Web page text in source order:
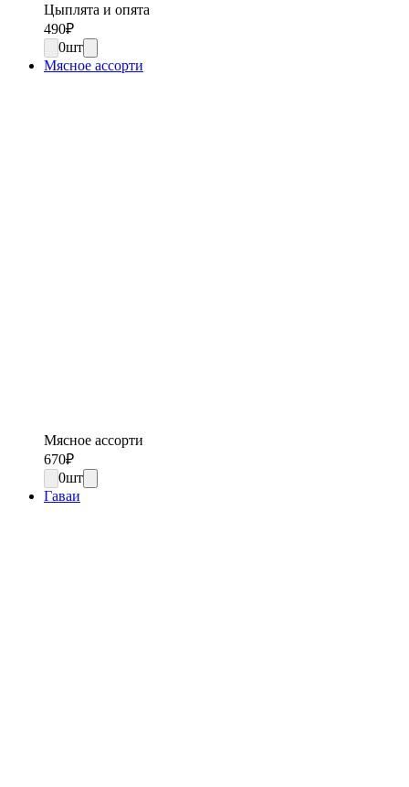
Цыплята и опята
490₽
0шт
Мясное ассорти
Мясное ассорти
670₽
0шт
Гаваи